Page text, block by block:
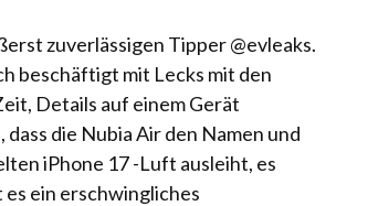
zuverlässigen Tipper @evleaks.
beschäftigt mit Lecks mit den
Details auf einem Gerät
die Nubia Air den Namen und
iPhone 17 -Luft ausleiht, es
ein erschwingliches